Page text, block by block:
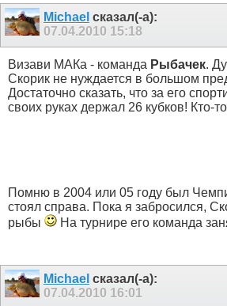
Michael сказал(-а):
07.04.2010 15:18
Визави МАКа - команда Рыбачек.
Скорик не нуждается в большом
Достаточно сказать, что за его
своих руках держал 26 кубков! Кто-
Помню в 2004 или 05 году был
стоял справа. Пока я забросился,
рыбы
На турнире его команда
Michael сказал(-а):
07.04.2010 16:01